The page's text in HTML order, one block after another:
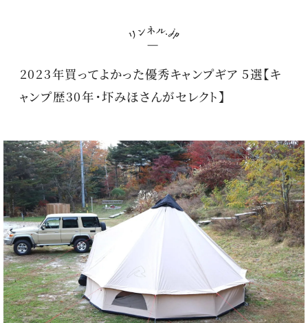
2023年買ってよかった優秀キャンプギア 5選【キ
ャンプ歴30年・圷みほさんがセレクト】